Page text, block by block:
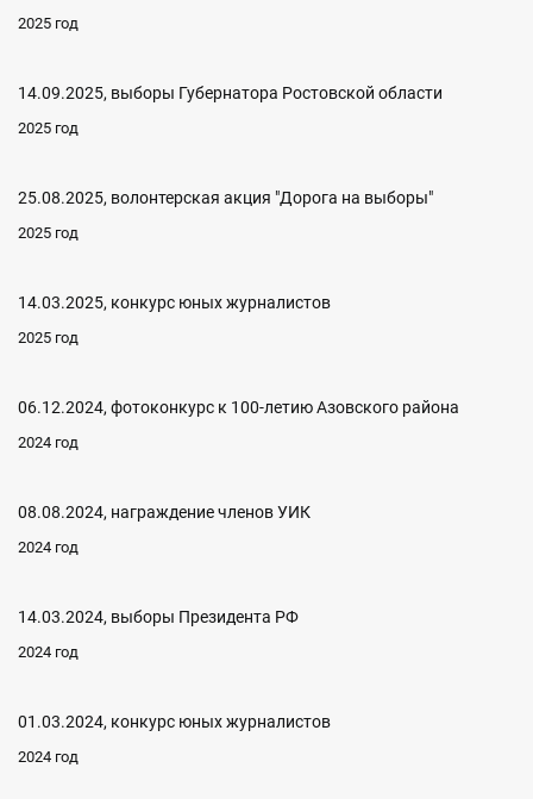
2025 год
14.09.2025, выборы Губернатора Ростовской области
2025 год
25.08.2025, волонтерская акция "Дорога на выборы"
2025 год
14.03.2025, конкурс юных журналистов
2025 год
06.12.2024, фотоконкурс к 100-летию Азовского района
2024 год
08.08.2024, награждение членов УИК
2024 год
14.03.2024, выборы Президента РФ
2024 год
01.03.2024, конкурс юных журналистов
2024 год